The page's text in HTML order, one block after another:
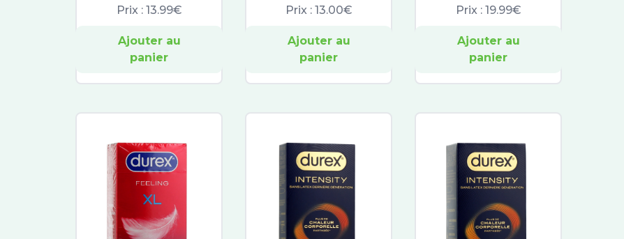
Prix : 13.99€
Ajouter au
panier
Prix : 13.00€
Ajouter au
panier
Prix : 19.99€
Ajouter au
panier